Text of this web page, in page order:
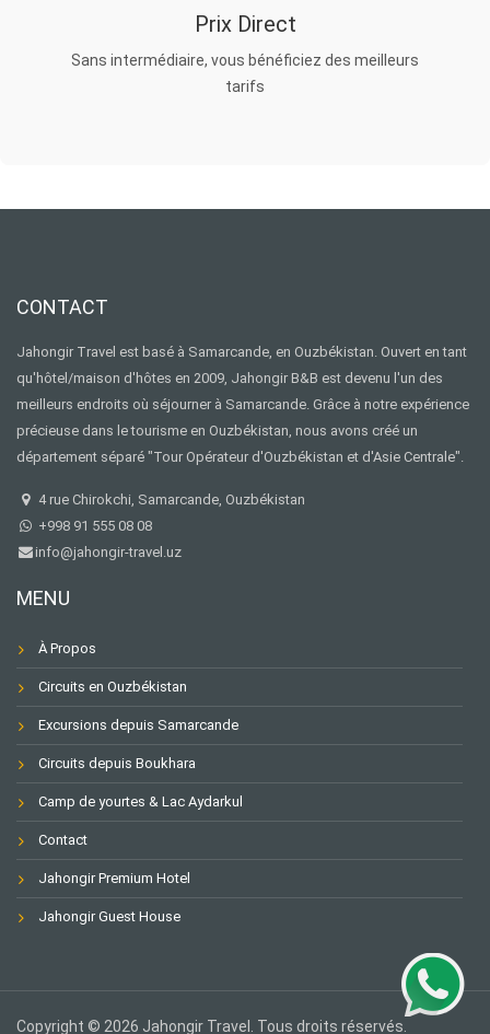
Prix Direct
Sans intermédiaire, vous bénéficiez des meilleurs
tarifs
CONTACT
Jahongir Travel est basé à Samarcande, en Ouzbékistan. Ouvert en tant
qu'hôtel/maison d'hôtes en 2009, Jahongir B&B est devenu l'un des
meilleurs endroits où séjourner à Samarcande. Grâce à notre expérience
précieuse dans le tourisme en Ouzbékistan, nous avons créé un
département séparé "Tour Opérateur d'Ouzbékistan et d'Asie Centrale".
4 rue Chirokchi, Samarcande, Ouzbékistan
+998 91 555 08 08
info@jahongir-travel.uz
MENU
À Propos
Circuits en Ouzbékistan
Excursions depuis Samarcande
Circuits depuis Boukhara
Camp de yourtes & Lac Aydarkul
Contact
Jahongir Premium Hotel
Jahongir Guest House
Copyright © 2026 Jahongir Travel. Tous droits réservés.